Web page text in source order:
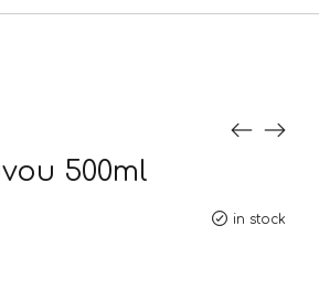
500ml
in stock